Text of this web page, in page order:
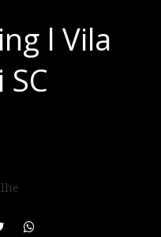
l Vila